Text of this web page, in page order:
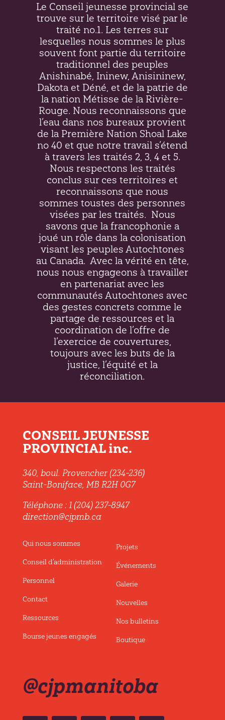
Le Conseil jeunesse provincial se
trouve sur le territoire visé par le
traité no.1. Les terres sur
lesquelles nous sommes le plus
souvent font partie du territoire
traditionnel des peuples
Anishinabé, Ininew, Anisininew,
Dakota et Déné, et de la patrie de
la nation Métisse de la Rivière-
Rouge. Nous reconnaissons que
l’eau dans nos bureaux provient
de la Première Nation Shoal Lake
no 40 et que notre travail s’étend
à travers les traités 2, 3, 4 et 5.
Nous respectons les traités
conclus sur ces territoires et
reconnaissons que nous
sommes toustes des personnes
visées par les traités. Nous
savons que la francophonie a
joué un rôle dans la colonisation
visant les peuples Autochtones
au Canada. Avec la vérité en tête,
nous nous engageons à travailler
en partenariat avec les
communautés Autochtones avec
des gestes concrets comme le
partage de ressources et la
coordination de l’offre de
l’exercice de couvertures,
toujours avec les buts de la
justice, l’équité et la
réconciliation.
CONSEIL JEUNESSE
PROVINCIAL inc.
340, boul. Provencher (234-236)
Saint-Boniface, MB R2H 0G7
Téléphone : 1 (204) 237-8947
direction@cjpmb.ca
Qui nous sommes
Conseil d’administration
Personnel
Contact
Ressources
Bourse jeunes engagés
Projets
Événements
Galerie
Nouvelles
Nos bulletins
Boutique
@cjpmanitoba